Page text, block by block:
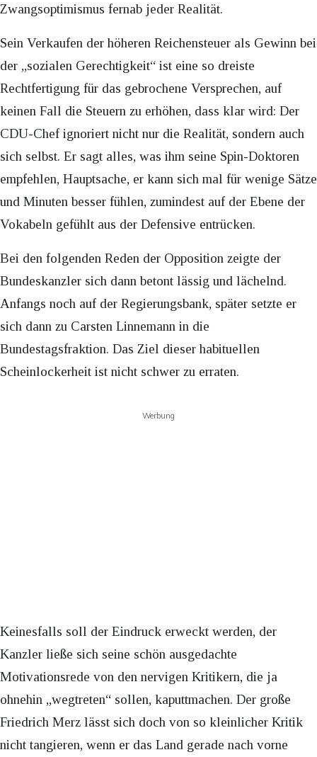
Zwangsoptimismus fernab jeder Realität.
Sein Verkaufen der höheren Reichensteuer als Gewinn bei
der „sozialen Gerechtigkeit“ ist eine so dreiste
Rechtfertigung für das gebrochene Versprechen, auf
keinen Fall die Steuern zu erhöhen, dass klar wird: Der
CDU-Chef ignoriert nicht nur die Realität, sondern auch
sich selbst. Er sagt alles, was ihm seine Spin-Doktoren
empfehlen, Hauptsache, er kann sich mal für wenige Sätze
und Minuten besser fühlen, zumindest auf der Ebene der
Vokabeln gefühlt aus der Defensive entrücken.
Bei den folgenden Reden der Opposition zeigte der
Bundeskanzler sich dann betont lässig und lächelnd.
Anfangs noch auf der Regierungsbank, später setzte er
sich dann zu Carsten Linnemann in die
Bundestagsfraktion. Das Ziel dieser habituellen
Scheinlockerheit ist nicht schwer zu erraten.
Werbung
Keinesfalls soll der Eindruck erweckt werden, der
Kanzler ließe sich seine schön ausgedachte
Motivationsrede von den nervigen Kritikern, die ja
ohnehin „wegtreten“ sollen, kaputtmachen. Der große
Friedrich Merz lässt sich doch von so kleinlicher Kritik
nicht tangieren, wenn er das Land gerade nach vorne